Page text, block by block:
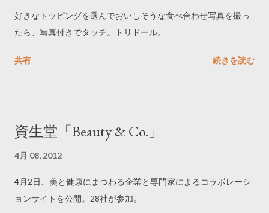
好きなトッピングを選んでおいしそうな食べ合わせ写真を撮っ
たら、写真付きでタッチ。トリドール。
共有 続きを読む
資生堂「Beauty & Co.」
4月 08, 2012
4月2日、美と健康にまつわる企業と専門家によるコラボレーシ
ョンサイトを公開。28社が参加。